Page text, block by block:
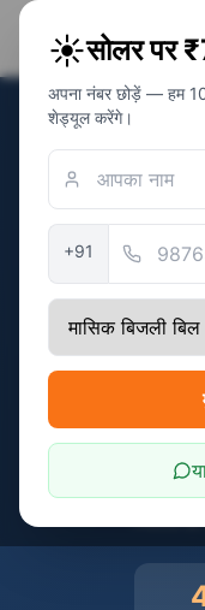
सोलर
होम/
—
kW
☀️सोलर पर
अपना नंबर छोड़ें — हम
शेड्यूल करेंगे।
+91